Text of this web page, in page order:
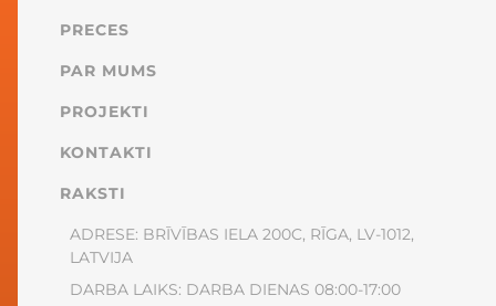
PRECES
PAR MUMS
PROJEKTI
KONTAKTI
RAKSTI
ADRESE: BRĪVĪBAS IELA 200C, RĪGA, LV-1012,
LATVIJA
DARBA LAIKS: DARBA DIENAS 08:00-17:00